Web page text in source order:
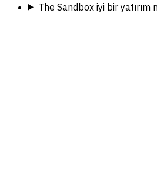
The Sandbox iyi bir yatırım